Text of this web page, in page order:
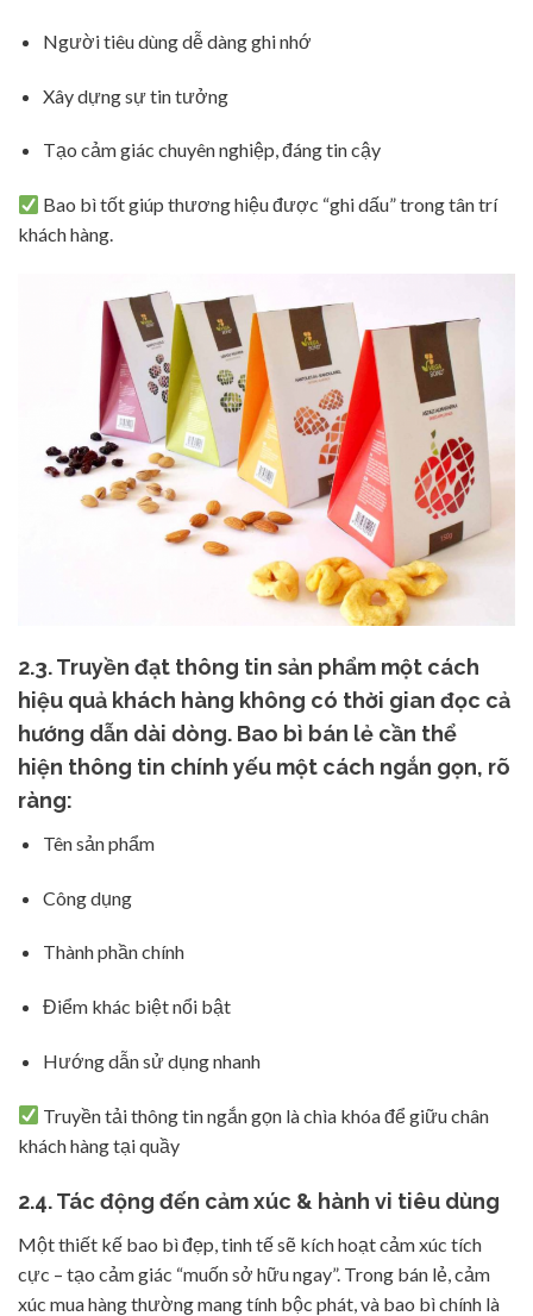
Người tiêu dùng dễ dàng ghi nhớ
Xây dựng sự tin tưởng
Tạo cảm giác chuyên nghiệp, đáng tin cậy
Bao bì tốt giúp thương hiệu được “ghi dấu” trong tân trí
khách hàng.
2.3. Truyền đạt thông tin sản phẩm một cách
hiệu quả khách hàng không có thời gian đọc cả
hướng dẫn dài dòng. Bao bì bán lẻ cần thể
hiện thông tin chính yếu một cách ngắn gọn, rõ
ràng:
Tên sản phẩm
Công dụng
Thành phần chính
Điểm khác biệt nổi bật
Hướng dẫn sử dụng nhanh
Truyền tải thông tin ngắn gọn là chìa khóa để giữu chân
khách hàng tại quầy
2.4. Tác động đến cảm xúc & hành vi tiêu dùng
Một thiết kế bao bì đẹp, tinh tế sẽ kích hoạt cảm xúc tích
cực – tạo cảm giác “muốn sở hữu ngay”. Trong bán lẻ, cảm
xúc mua hàng thường mang tính bộc phát, và bao bì chính là